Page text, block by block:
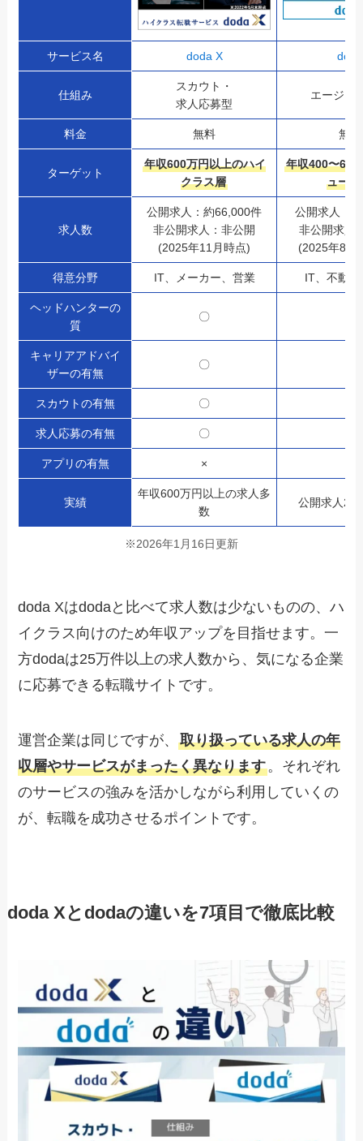
サービス名 doda X doda
仕組み
スカウト・
求人応募型
エージェ
料金 無料 無料
ターゲット
年収600万円以上のハイ
クラス層
年収400〜600
ューム
求人数
公開求人：約66,000件
非公開求人：非公開
(2025年11月時点)
公開求人：
非公開求人
(2025年8月
得意分野 IT、メーカー、営業 IT、不動
ヘッドハンターの
質
〇
キャリアアドバイ
ザーの有無
〇
スカウトの有無 〇
求人応募の有無 〇
アプリの有無 ×
実績
年収600万円以上の求人多
数
公開求人25
※2026年1月16日更新
doda Xはdodaと比べて求人数は少ないものの、ハ
イクラス向けのため年収アップを目指せます。一
方dodaは25万件以上の求人数から、気になる企業
に応募できる転職サイトです。
運営企業は同じですが、取り扱っている求人の年
収層やサービスがまったく異なります。それぞれ
のサービスの強みを活かしながら利用していくの
が、転職を成功させるポイントです。
doda Xとdodaの違いを7項目で徹底比較